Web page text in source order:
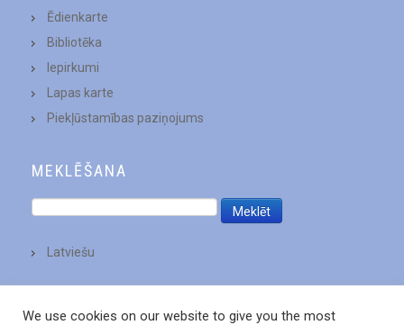
Ēdienkarte
Bibliotēka
Iepirkumi
Lapas karte
Piekļūstamības paziņojums
MEKLĒŠANA
Latviešu
We use cookies on our website to give you the most